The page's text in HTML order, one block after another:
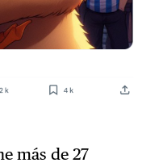
más de 27